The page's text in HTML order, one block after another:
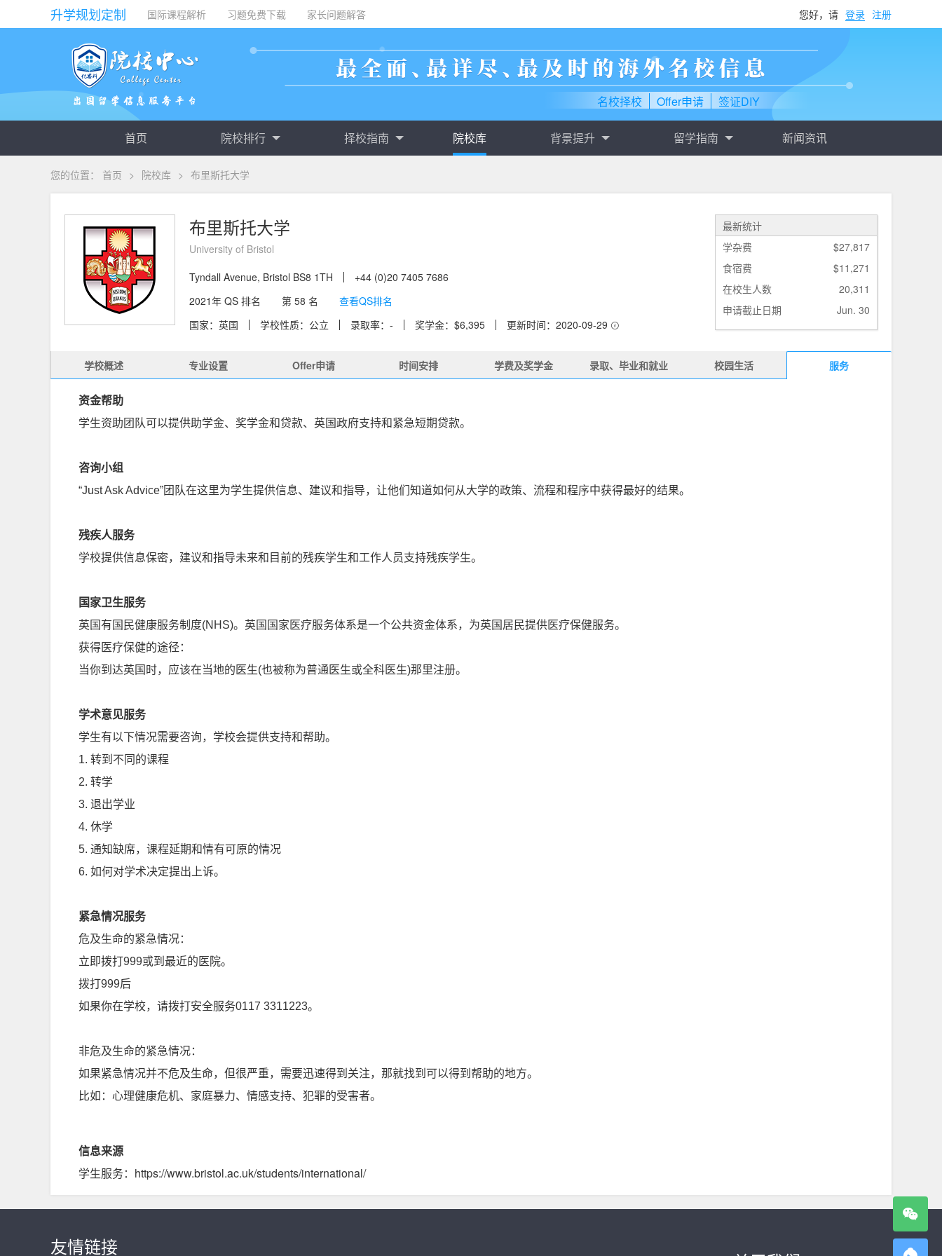
升学规划定制 国际课程解析 习题免费下载 家长问题解答 您好，请 登录 注册
名校择校 Offer申请 签证DIY
首页 院校排行 择校指南 院校库 背景提升 留学指南 新闻资讯
您的位置： 首页 > 院校库 > 布里斯托大学
布里斯托大学
University of Bristol
Tyndall Avenue, Bristol BS8 1TH
+44 (0)20 7405 7686
2021年 QS 排名
第 58 名
查看QS排名
国家：英国
学校性质：公立 录取率：- 奖学金：$6,395 更新时间：2020-09-29
最新统计
学杂费
$27,817
食宿费
$11,271
在校生人数
20,311
申请截止日期
Jun. 30
学校概述 专业设置 Offer申请 时间安排 学费及奖学金 录取、毕业和就业 校园生活 服务
资金帮助
学生资助团队可以提供助学金、奖学金和贷款、英国政府支持和紧急短期贷款。
咨询小组
“Just Ask Advice”团队在这里为学生提供信息、建议和指导，让他们知道如何从大学的政策、流程和程序中获得最好的结果。
残疾人服务
学校提供信息保密，建议和指导未来和目前的残疾学生和工作人员支持残疾学生。
国家卫生服务
英国有国民健康服务制度(NHS)。英国国家医疗服务体系是一个公共资金体系，为英国居民提供医疗保健服务。
获得医疗保健的途径：
当你到达英国时，应该在当地的医生(也被称为普通医生或全科医生)那里注册。
学术意见服务
学生有以下情况需要咨询，学校会提供支持和帮助。
1. 转到不同的课程
2. 转学
3. 退出学业
4. 休学
5. 通知缺席，课程延期和情有可原的情况
6. 如何对学术决定提出上诉。
紧急情况服务
危及生命的紧急情况：
立即拨打999或到最近的医院。
拨打999后
如果你在学校，请拨打安全服务0117 3311223。
非危及生命的紧急情况：
如果紧急情况并不危及生命，但很严重，需要迅速得到关注，那就找到可以得到帮助的地方。
比如：心理健康危机、家庭暴力、情感支持、犯罪的受害者。
信息来源
学生服务：https://www.bristol.ac.uk/students/international/
友情链接